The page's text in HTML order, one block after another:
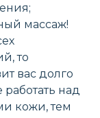
массаж!
то
вас долго
над
кожи, тем